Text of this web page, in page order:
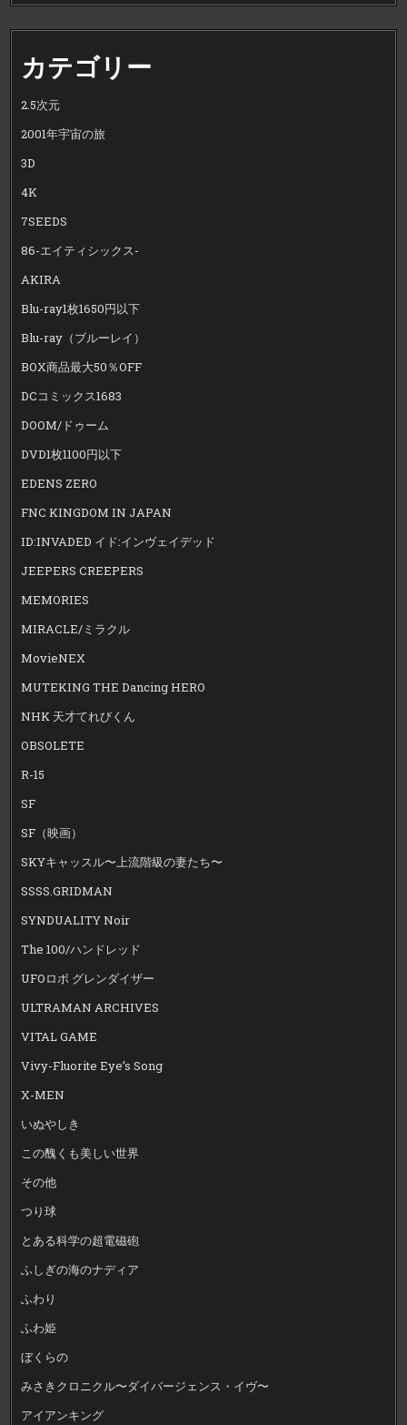
カテゴリー
2.5次元
2001年宇宙の旅
3D
4K
7SEEDS
86-エイティシックス-
AKIRA
Blu-ray1枚1650円以下
Blu-ray（ブルーレイ）
BOX商品最大50％OFF
DCコミックス1683
DOOM/ドゥーム
DVD1枚1100円以下
EDENS ZERO
FNC KINGDOM IN JAPAN
ID:INVADED イド:インヴェイデッド
JEEPERS CREEPERS
MEMORIES
MIRACLE/ミラクル
MovieNEX
MUTEKING THE Dancing HERO
NHK 天才てれびくん
OBSOLETE
R-15
SF
SF（映画）
SKYキャッスル〜上流階級の妻たち〜
SSSS.GRIDMAN
SYNDUALITY Noir
The 100/ハンドレッド
UFOロボ グレンダイザー
ULTRAMAN ARCHIVES
VITAL GAME
Vivy-Fluorite Eye’s Song
X-MEN
いぬやしき
この醜くも美しい世界
その他
つり球
とある科学の超電磁砲
ふしぎの海のナディア
ふわり
ふわ姫
ぼくらの
みさきクロニクル〜ダイバージェンス・イヴ〜
アイアンキング